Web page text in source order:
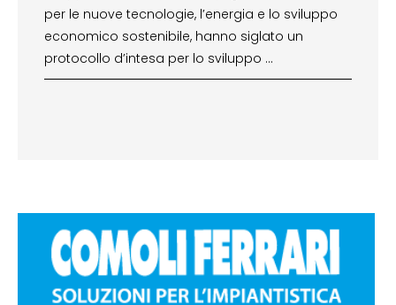
per le nuove tecnologie, l’energia e lo sviluppo
economico sostenibile, hanno siglato un
protocollo d’intesa per lo sviluppo …